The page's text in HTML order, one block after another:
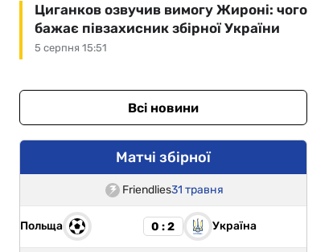
5 серпня 15:51
Циганков озвучив вимогу Жироні: чого
бажає півзахисник збірної України
Всі новини
Матчі збірної
Friendlies31 травня
Польща 0 : 2 Україна